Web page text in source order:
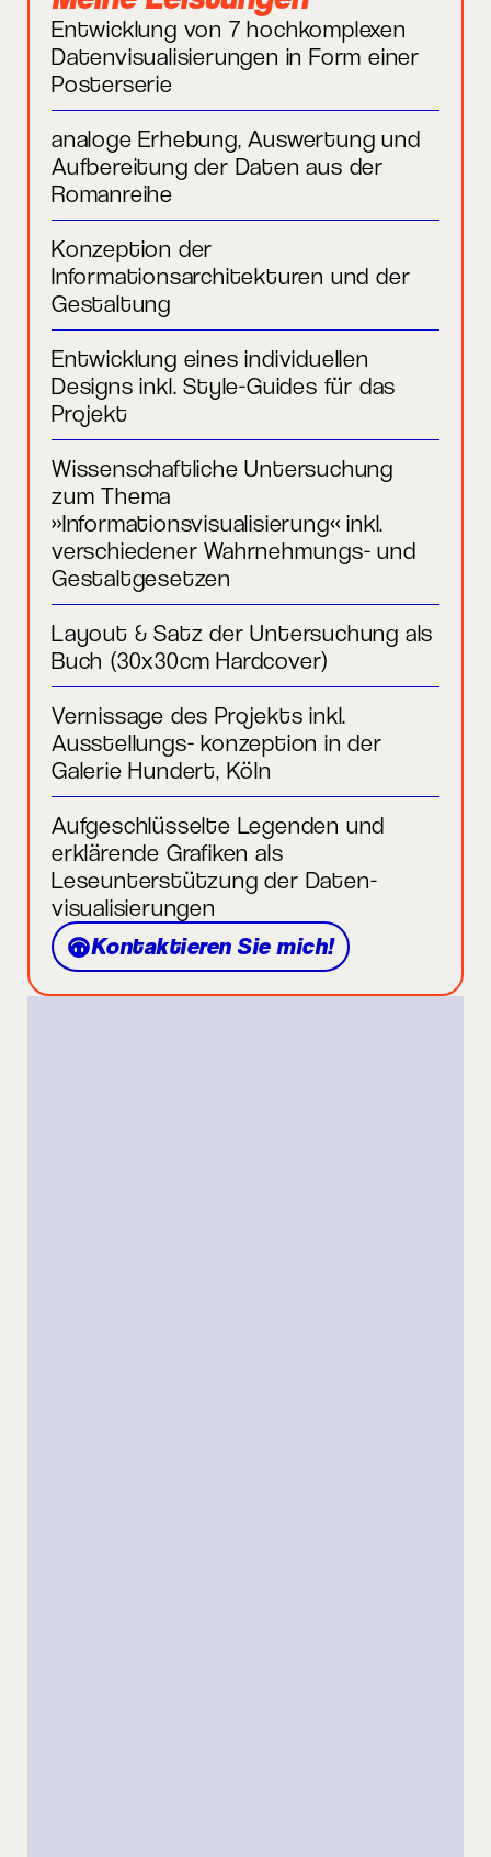
Entwicklung von 7 hochkomplexen
Datenvisualisierungen in Form einer
Posterserie
analoge Erhebung, Auswertung und
Aufbereitung der Daten aus der
Romanreihe
Konzeption der
Informationsarchitekturen und der
Gestaltung
Entwicklung eines individuellen
Designs inkl. Style-Guides für das
Projekt
Wissenschaftliche Untersuchung
zum Thema
»Informationsvisualisierung« inkl.
verschiedener Wahrnehmungs- und
Gestaltgesetzen
Layout & Satz der Untersuchung als
Buch (30x30cm Hardcover)
Vernissage des Projekts inkl.
Ausstellungs- konzeption in der
Galerie Hundert, Köln
Aufgeschlüsselte Legenden und
erklärende Grafiken als
Leseunterstützung der Daten-
visualisierungen
Kontaktieren Sie mich!